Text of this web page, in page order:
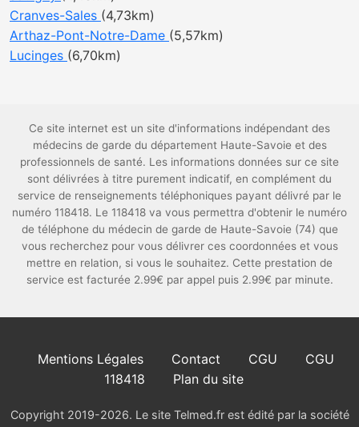
Cranves-Sales (4,73km)
Arthaz-Pont-Notre-Dame (5,57km)
Lucinges (6,70km)
Ce site internet est un site d'informations indépendant des
médecins de garde du département Haute-Savoie et des
professionnels de santé. Les informations données sur ce site
sont délivrées à titre purement indicatif, en complément du
service de renseignements téléphoniques payant délivré par le
numéro 118418. Le 118418 va vous permettra d'obtenir le numéro
de téléphone du médecin de garde de Haute-Savoie (74) que
vous recherchez pour vous délivrer ces coordonnées et vous
mettre en relation, si vous le souhaitez. Cette prestation de
service est facturée 2.99€ par appel puis 2.99€ par minute.
Mentions Légales Contact CGU
CGU
118418
Plan du site
Copyright 2019-2026. Le site Telmed.fr est édité par la société